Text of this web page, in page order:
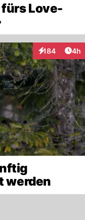
Love-
184
Interaktionen
4h
werden